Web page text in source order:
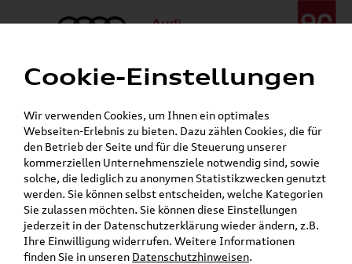
Menü
24h-Pannenhilfe:+49 (0)171 / 870 72 87
Gerade geöffnet
Verkauf:
Mo. - Fr. 08:00 - 19:00 Uhr Sa. 09:00 - 13:00 Uhr
Service:Mo. - Fr. 06:00 - 20:00 Uhr Sa. 08:00 - 13:00 Uhr
teilen Twitter Instagram WhatsApp E-Mail
Cookie-Einstellungen
Wir verwenden Cookies, um Ihnen ein optimales
Webseiten-Erlebnis zu bieten. Dazu zählen Cookies, die für
den Betrieb der Seite und für die Steuerung unserer
kommerziellen Unternehmensziele notwendig sind, sowie
solche, die lediglich zu anonymen Statistikzwecken genutzt
werden. Sie können selbst entscheiden, welche Kategorien
Sie zulassen möchten. Sie können diese Einstellungen
jederzeit in der Datenschutzerklärung wieder ändern, z.B.
Ihre Einwilligung widerrufen. Weitere Informationen
finden Sie in unseren Datenschutzhinweisen.